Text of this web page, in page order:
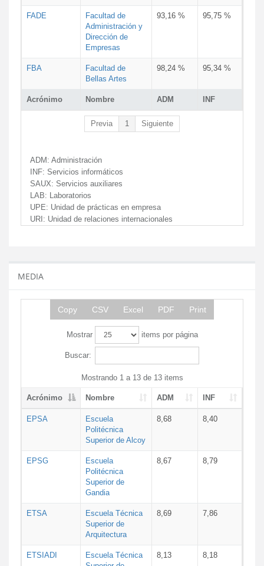
Acrónimo Nombre ADM INF
FADE
Facultad de
Administración y
Dirección de
Empresas
93,16 % 95,75 %
FBA
Facultad de
Bellas Artes
98,24 % 95,34 %
Previa 1 Siguiente
ADM: Administración
INF: Servicios informáticos
SAUX: Servicios auxiliares
LAB: Laboratorios
UPE: Unidad de prácticas en empresa
URI: Unidad de relaciones internacionales
MEDIA
Copy CSV Excel PDF Print
Mostrar items por página
Buscar:
Mostrando 1 a 13 de 13 items
Acrónimo Nombre ADM INF
EPSA
Escuela
Politécnica
Superior de Alcoy
8,68 8,40
EPSG
Escuela
Politécnica
Superior de
Gandia
8,67 8,79
ETSA
Escuela Técnica
Superior de
Arquitectura
8,69 7,86
ETSIADI
Escuela Técnica
8,13 8,18